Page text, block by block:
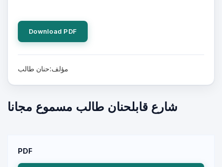
Download PDF
مؤلف:حنان طالب
شارع قابلحنان طالب مسموع مجانا
PDF